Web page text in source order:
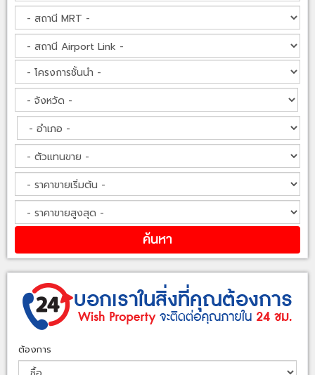
ต้องการ